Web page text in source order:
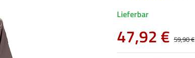
Lieferbar
47,92 € 59,90 €